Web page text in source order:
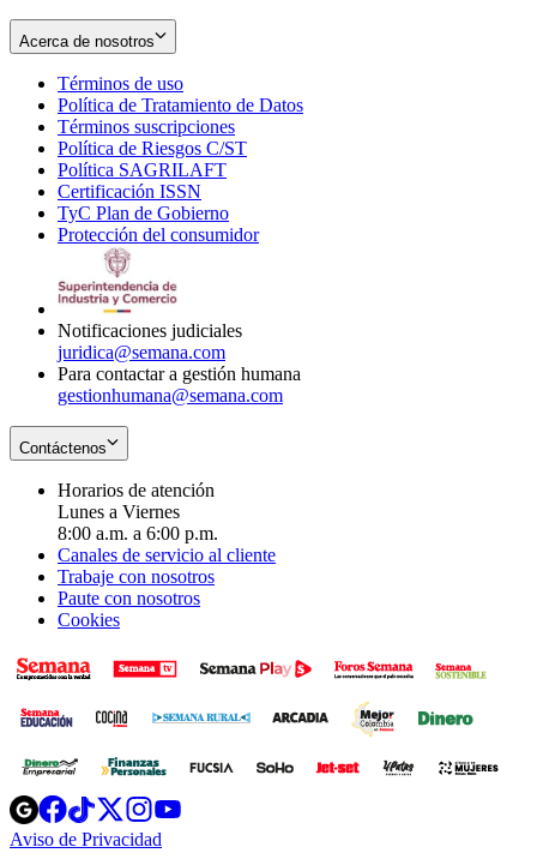
Acerca de nosotros
Términos de uso
in
new
window
Política de Tratamiento de Datos
Términos suscripciones
in
Política de Riesgos C/ST
Política SAGRILAFT
new
window
Certificación ISSN
in
new
TyC Plan de Gobierno
in
Protección del consumidorOpens
Notificaciones judiciales
juridica@semana.com
Para contactar a gestión humana
gestionhumana@semana.com
Contáctenos
Horarios de atención
Lunes a Viernes
8:00 a.m. a 6:00 p.m.
Canales de servicio al cliente
Trabaje con nosotros
Paute con nosotros
Cookies
Opens
in
new
Opens
in
new
Opens
in
new
Opens
new
Aviso de Privacidad